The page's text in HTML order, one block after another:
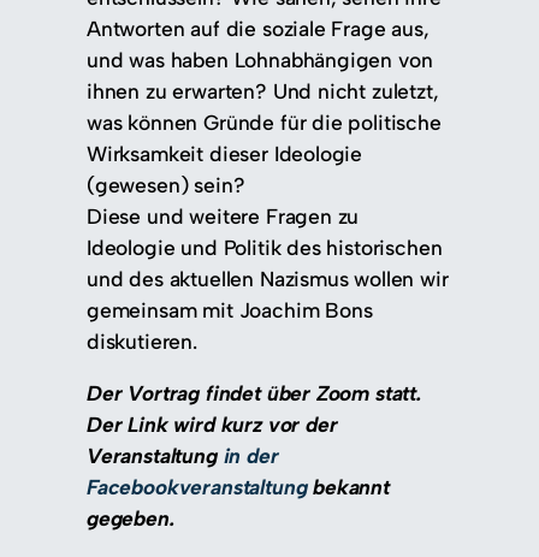
Antworten auf die soziale Frage aus,
und was haben Lohnabhängigen von
ihnen zu erwarten? Und nicht zuletzt,
was können Gründe für die politische
Wirksamkeit dieser Ideologie
(gewesen) sein?
Diese und weitere Fragen zu
Ideologie und Politik des historischen
und des aktuellen Nazismus wollen wir
gemeinsam mit Joachim Bons
diskutieren.
Der Vortrag findet über Zoom statt.
Der Link wird kurz vor der
Veranstaltung in der
Facebookveranstaltungbekannt
gegeben.